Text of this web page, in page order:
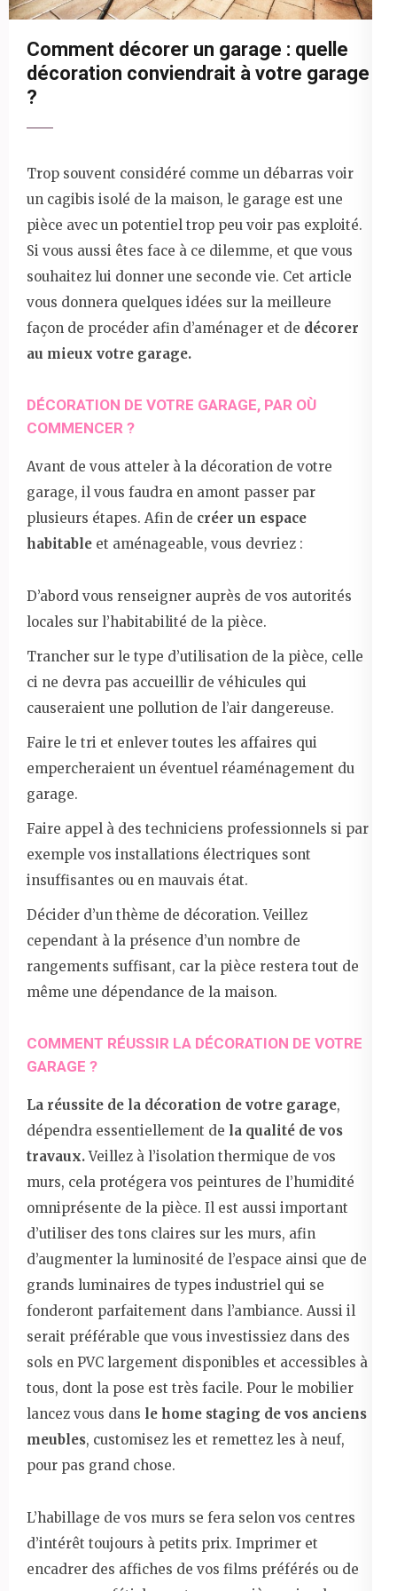
Comment décorer un garage : quelle
décoration conviendrait à votre garage
?
Trop souvent considéré comme un débarras voir
un cagibis isolé de la maison, le garage est une
pièce avec un potentiel trop peu voir pas exploité.
Si vous aussi êtes face à ce dilemme, et que vous
souhaitez lui donner une seconde vie. Cet article
vous donnera quelques idées sur la meilleure
façon de procéder afin d’aménager et de décorer
au mieux votre garage.
DÉCORATION DE VOTRE GARAGE, PAR OÙ
COMMENCER ?
Avant de vous atteler à la décoration de votre
garage, il vous faudra en amont passer par
plusieurs étapes. Afin de créer un espace
habitable et aménageable, vous devriez :
D’abord vous renseigner auprès de vos autorités
locales sur l’habitabilité de la pièce.
Trancher sur le type d’utilisation de la pièce, celle
ci ne devra pas accueillir de véhicules qui
causeraient une pollution de l’air dangereuse.
Faire le tri et enlever toutes les affaires qui
empercheraient un éventuel réaménagement du
garage.
Faire appel à des techniciens professionnels si par
exemple vos installations électriques sont
insuffisantes ou en mauvais état.
Décider d’un thème de décoration. Veillez
cependant à la présence d’un nombre de
rangements suffisant, car la pièce restera tout de
même une dépendance de la maison.
COMMENT RÉUSSIR LA DÉCORATION DE VOTRE
GARAGE ?
La réussite de la décoration de votre garage,
dépendra essentiellement de la qualité de vos
travaux.Veillez à l’isolation thermique de vos
murs, cela protégera vos peintures de l’humidité
omniprésente de la pièce. Il est aussi important
d’utiliser des tons claires sur les murs, afin
d’augmenter la luminosité de l’espace ainsi que de
grands luminaires de types industriel qui se
fonderont parfaitement dans l’ambiance. Aussi il
serait préférable que vous investissiez dans des
sols en PVC largement disponibles et accessibles à
tous, dont la pose est très facile. Pour le mobilier
lancez vous dans le home staging de vos anciens
meubles, customisez les et remettez les à neuf,
pour pas grand chose.
L’habillage de vos murs se fera selon vos centres
d’intérêt toujours à petits prix. Imprimer et
encadrer des affiches de vos films préférés ou de